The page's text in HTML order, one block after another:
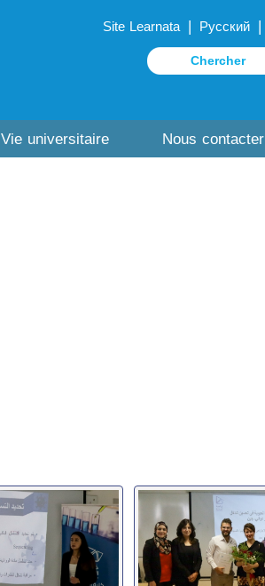
Site Learnata | Русский |
Vie universitaire Nous contacter